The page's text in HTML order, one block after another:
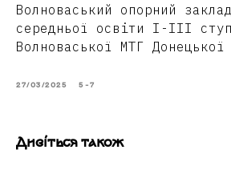
Волноваський опорний
середньої освіти I-III
Волноваської МТГ Донецької
27/03/2025 5-7
Дивіться також